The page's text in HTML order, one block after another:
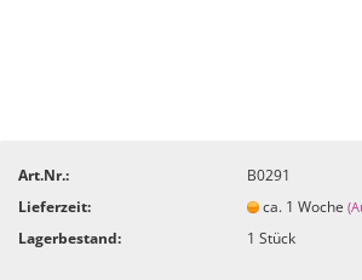
Art.Nr.:
B0291
Lieferzeit:
ca. 1 Woche
Lagerbestand: 1Stück